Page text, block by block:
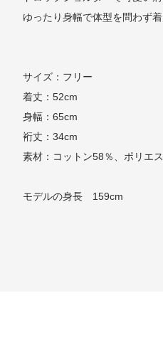
ゆったり身幅で体型を問わず着
サイズ：フリー
着丈：52cm
身幅：65cm
裄丈：34cm
素材：コットン58％、ポリエ
モデルの身長 159cm